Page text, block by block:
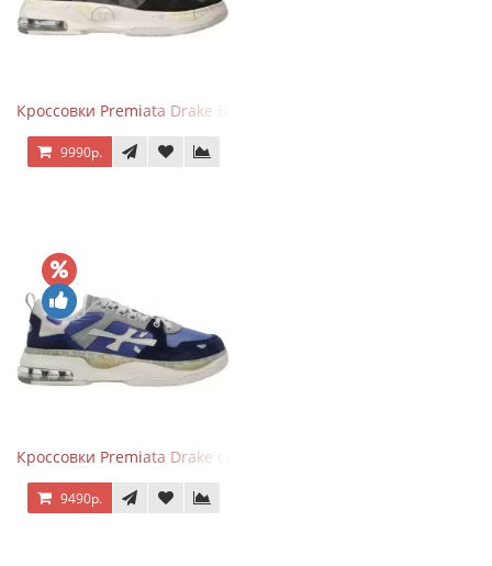
Кроссовки Premiata Drake Black Gray
9990р.
Кроссовки Premiata Drake синие с серым
9490р.